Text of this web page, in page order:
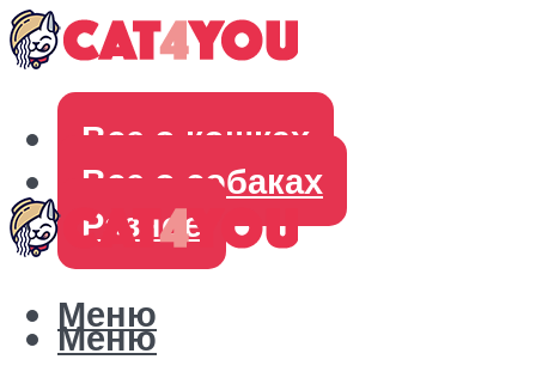
Все о кошках
Все о собаках
Разное
Меню
Меню